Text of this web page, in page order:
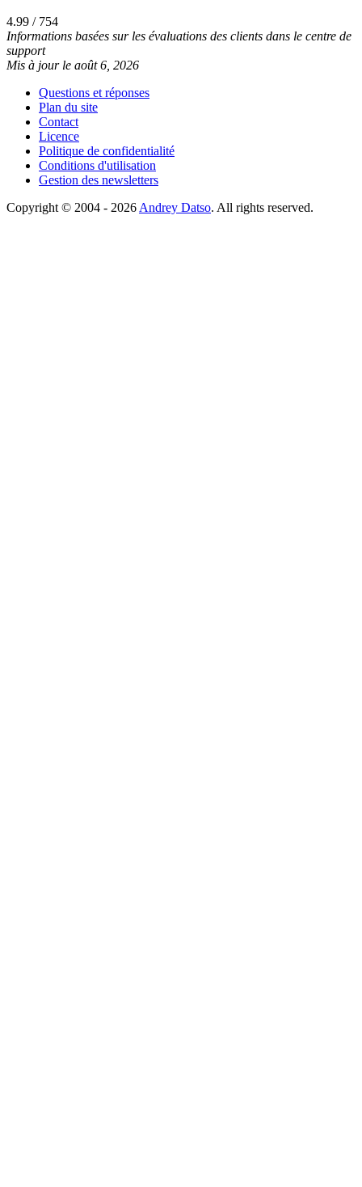
4.99 / 754
Informations basées sur les évaluations des clients dans le centre de
support
Mis à jour le août 6, 2026
Questions et réponses
Plan du site
Contact
Licence
Politique de confidentialité
Conditions d'utilisation
Gestion des newsletters
Copyright © 2004 - 2026 Andrey Datso. All rights reserved.